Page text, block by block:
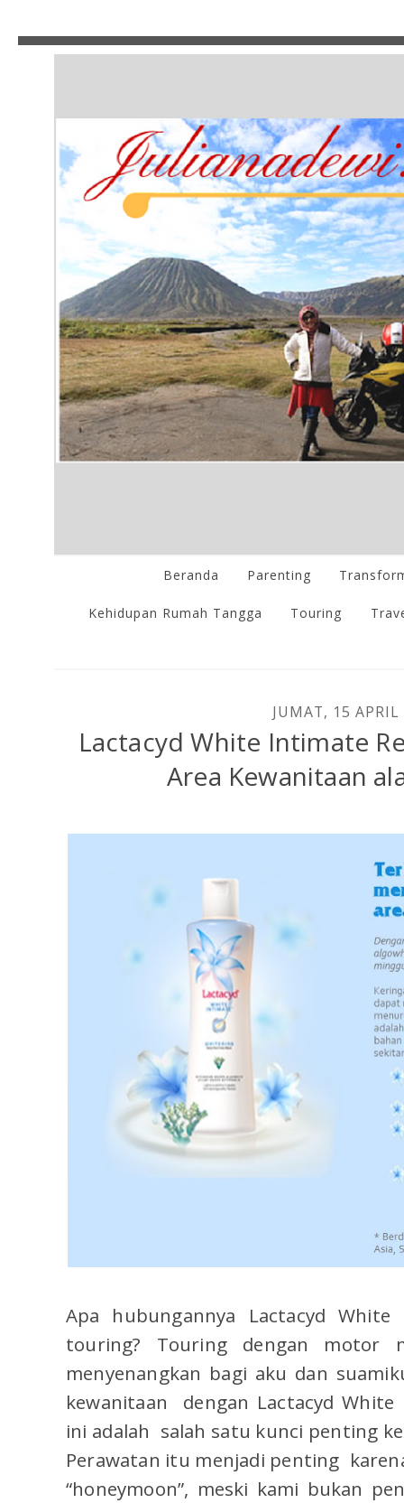
Beranda Parenting
Kehidupan Rumah Tangga Touring
JUMAT, 15
Lactacyd White Intimate
Area Kewanitaan
Apa hubungannya Lactacyd
touring? Touring dengan motor
menyenangkan bagi aku dan
kewanitaan dengan Lactacyd
ini adalah salah satu kunci penting
Perawatan itu menjadi penting
“honeymoon”, meski kami bukan